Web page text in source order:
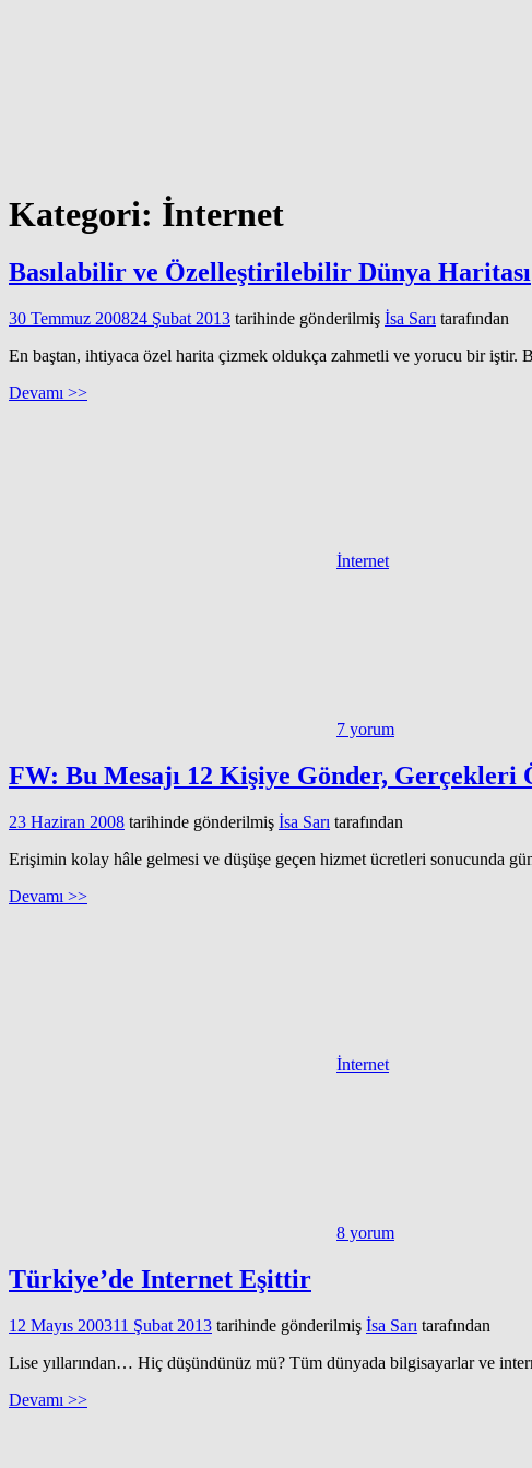
Kategori: İnternet
Basılabilir ve Özelleştirilebilir Dünya Haritası
30 Temmuz 200824 Şubat 2013 tarihinde gönderilmiş İsa Sarı tarafından
En baştan, ihtiyaca özel harita çizmek oldukça zahmetli ve yorucu bir iştir.
Devamı >>
İnternet
7 yorum
FW: Bu Mesajı 12 Kişiye Gönder, Gerçekleri
23 Haziran 2008 tarihinde gönderilmiş İsa Sarı tarafından
Erişimin kolay hâle gelmesi ve düşüşe geçen hizmet ücretleri sonucunda
Devamı >>
İnternet
8 yorum
Türkiye’de Internet Eşittir
12 Mayıs 200311 Şubat 2013 tarihinde gönderilmiş İsa Sarı tarafından
Lise yıllarından… Hiç düşündünüz mü? Tüm dünyada bilgisayarlar ve
Devamı >>